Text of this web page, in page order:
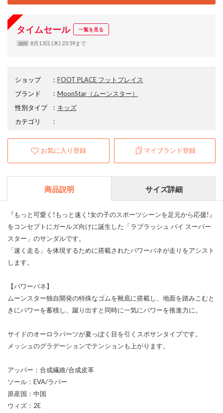
タイムセール 一覧を見る
期間 8月13日 (木) 23:59まで
ショップ ： FOOT PLACE フットプレイス
ブランド
： MoonStar（ムーンスター）
性別タイプ
： キッズ
カテゴリ
：
お気に入り登録 マイブランド登録
商品説明 サイズ詳細
『もっと可愛く!もっと速く!女の子のスポーツシーンを足元から応援!』
をコンセプトにガールズ向けに誕生した「ラブラッシュ バイ スーパー
スター」のサンダルです。
「速く走る」を体現するために搭載されたパワーバネが走りをアシスト
します。
【パワーバネ】
ムーンスター独自開発の特殊なゴムを靴底に搭載し、地面を踏みこむと
きにパワーを蓄積し、蹴り出すと同時に一気にパワーを推進力に。
サイドのオーロラパーツが夏っぽく目を引くスポサンタイプです。
メッシュのグラデーションでテンションも上がります。
アッパー：合成繊維/合成皮革
ソール：EVA/ラバー
原産国：中国
ウィズ：2E